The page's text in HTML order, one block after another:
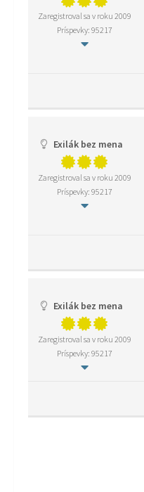
Zaregistroval sa v roku 2009
Príspevky: 95217
Exilák bez mena
Zaregistroval sa v roku 2009
Príspevky: 95217
Exilák bez mena
Zaregistroval sa v roku 2009
Príspevky: 95217